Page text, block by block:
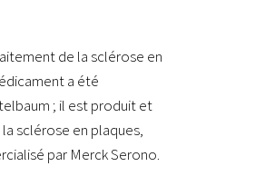
de la sclérose en
a été
; il est produit et
sclérose en plaques,
par Merck Serono.